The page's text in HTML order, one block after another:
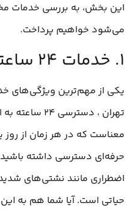
این بخش، به بررسی خدمات
می‌شود خواهیم پرداخت.
۱. خدمات ۲۴ ساعته
یکی از مهم‌ترین ویژگی‌های
تهران ،
معناست که در هر زمان از روز
حرفه‌ای دسترسی داشته
اضطراری مانند نشتی‌های
حیاتی است. آیا شما هم به